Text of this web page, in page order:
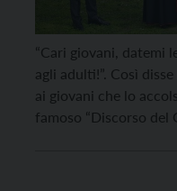
“Cari giovani, datemi
agli adulti!”. Così
ai giovani che lo
famoso “Discorso del